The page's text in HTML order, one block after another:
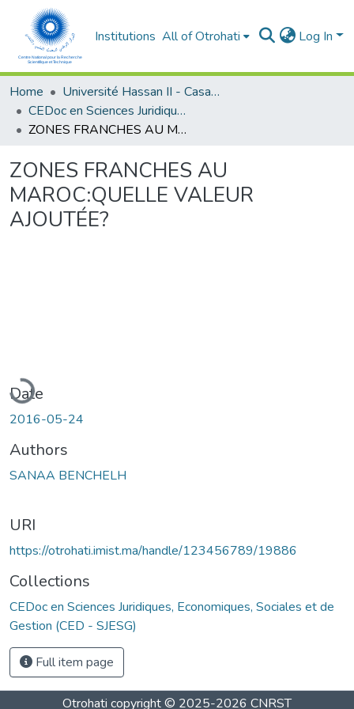
Institutions All of Otrohati Log In
Home
Université Hassan II - Casablanca
CEDoc en Sciences Juridiques, Economiques, Sociales et de Gestion (CED - SJESG)
ZONES FRANCHES AU MAROC:QUELLE VALEUR AJOUTÉE?
ZONES FRANCHES AU
MAROC:QUELLE VALEUR
AJOUTÉE?
Date
2016-05-24
Authors
SANAA BENCHELH
URI
https://otrohati.imist.ma/handle/123456789/19886
Collections
CEDoc en Sciences Juridiques, Economiques, Sociales et de
Gestion (CED - SJESG)
Full item page
Otrohati copyright © 2025-2026 CNRST